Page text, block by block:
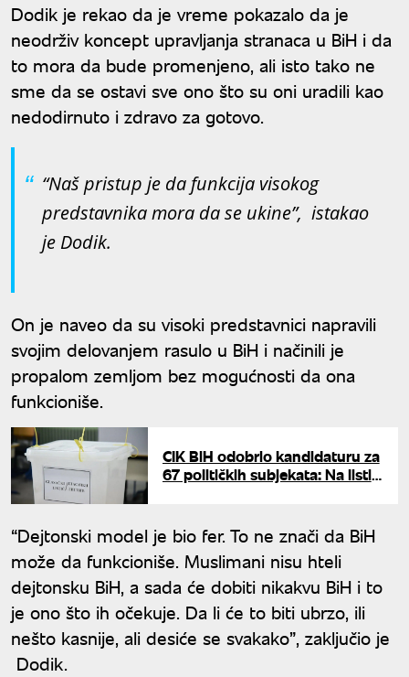
Dodik je rekao da je vreme pokazalo da je
neodrživ koncept upravljanja stranaca u BiH i da
to mora da bude promenjeno, ali isto tako ne
sme da se ostavi sve ono što su oni uradili kao
nedodirnuto i zdravo za gotovo.
“Naš pristup je da funkcija visokog
predstavnika mora da se ukine”, istakao
je Dodik.
On je naveo da su visoki predstavnici napravili
svojim delovanjem rasulo u BiH i načinili je
propalom zemljom bez mogućnosti da ona
funkcioniše.
CIK BiH odobrio kandidaturu za
67 političkih subjekata: Na listi i
“Dejtonski model je bio fer. To ne znači da BiH
može da funkcioniše. Muslimani nisu hteli
dejtonsku BiH, a sada će dobiti nikakvu BiH i to
je ono što ih očekuje. Da li će to biti ubrzo, ili
nešto kasnije, ali desiće se svakako”, zaključio je
Dodik.